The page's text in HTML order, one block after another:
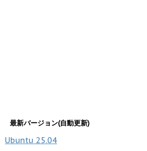
最新バージョン(自動更新)
Ubuntu 25.04